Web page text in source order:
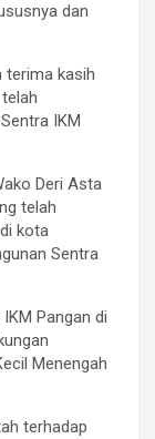
dan
terima kasih
IKM
Deri Asta
telah
kota
Sentra
Pangan di
Menengah
terhadap